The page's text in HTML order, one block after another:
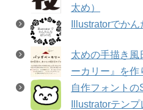
太め）
Illustratorでか
太めの手描き風
ーカリー』を作
自作フォント
Illustratorテン